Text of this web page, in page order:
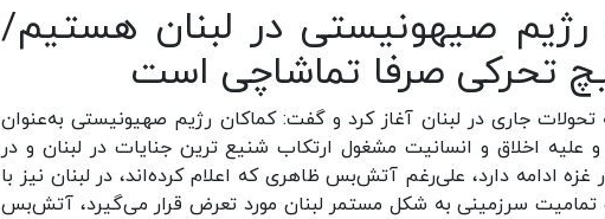
صیهونیستی در لبنان هستیم/
تحرکی صرفا تماشاچی است
جاری در لبنان آغاز کرد و گفت: کماکان رژیم صهیونیستی به‌عنوان
علیه اخلاق و انسانیت مشغول ارتکاب شنیع ترین جنایات در لبنان و در
دارد، علی‌رغم آتش‌بس ظاهری که اعلام کرده‌اند، در لبنان نیز با
سرزمینی به شکل مستمر لبنان مورد تعرض قرار می‌گیرد، آتش‌بس